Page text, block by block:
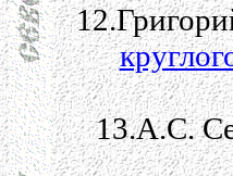
13.А.С.